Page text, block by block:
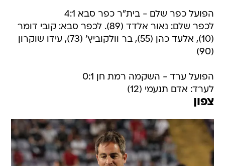
הפועל כפר שלם - בית"ר כפר סבא 4:1
לכפר שלם: נאור אלדד (89). לכפר סבא: קובי דומר
(10), אלעד כהן (55), בר וולקוביץ' (73), עידו שוקרון
(90)
הפועל ערד - השקמה רמת חן 0:1
לערד: אדם תנעמי (12)
צפון